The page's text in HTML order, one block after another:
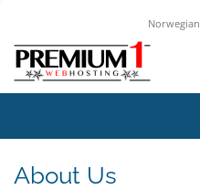
Norwegian
About Us